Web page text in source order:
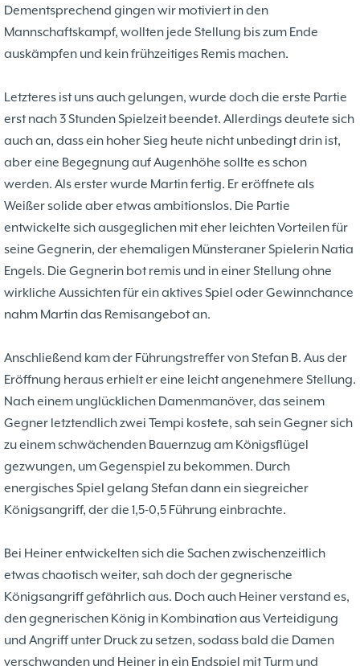
21.12
Kinder und Jugendliche - Schachjugend
Münster
20.09
2. Mannschaft
24.02 1. Mannschaft 37
29.07 Mannschaften 4
13.05 Stadtmeisterschaften 10
07.03 Ehrenamtliche Helfer 17
27.02 Social Media 4
09.02 SK 32 in der Presse 3
06.01 Neujahrsblitzturnier 4
15.05 Training 6
07.11
Wer wir sind- Vorstellung unserer
Mitglieder
19.10
37. Münsterland Open 2019
23
12.05 7. Mannschaft
11.03 Bezirksebene 10
01.01
Mitgliedsbeiträge und
Kontoverbindung
1
06.12
Deutsche Ebene
3
20.10 36. Münsterland Open 2018 30
20.08
Satzung des Schachklubs Münster 1932
e.V.
1
06.01
4er Pokal
05.11 Challengers 2017 05.11 35. Münsterland Open 2017
Dementsprechend gingen wir motiviert in den
Mannschaftskampf, wollten jede Stellung bis zum Ende
auskämpfen und kein frühzeitiges Remis machen.
Letzteres ist uns auch gelungen, wurde doch die erste Partie
erst nach 3 Stunden Spielzeit beendet. Allerdings deutete sich
auch an, dass ein hoher Sieg heute nicht unbedingt drin ist,
aber eine Begegnung auf Augenhöhe sollte es schon
werden. Als erster wurde Martin fertig. Er eröffnete als
Weißer solide aber etwas ambitionslos. Die Partie
entwickelte sich ausgeglichen mit eher leichten Vorteilen für
seine Gegnerin, der ehemaligen Münsteraner Spielerin Natia
Engels. Die Gegnerin bot remis und in einer Stellung ohne
wirkliche Aussichten für ein aktives Spiel oder Gewinnchance
nahm Martin das Remisangebot an.
Anschließend kam der Führungstreffer von Stefan B. Aus der
Eröffnung heraus erhielt er eine leicht angenehmere Stellung.
Nach einem unglücklichen Damenmanöver, das seinem
Gegner letztendlich zwei Tempi kostete, sah sein Gegner sich
zu einem schwächenden Bauernzug am Königsflügel
gezwungen, um Gegenspiel zu bekommen. Durch
energisches Spiel gelang Stefan dann ein siegreicher
Königsangriff, der die 1,5-0,5 Führung einbrachte.
Bei Heiner entwickelten sich die Sachen zwischenzeitlich
etwas chaotisch weiter, sah doch der gegnerische
Königsangriff gefährlich aus. Doch auch Heiner verstand es,
den gegnerischen König in Kombination aus Verteidigung
und Angriff unter Druck zu setzen, sodass bald die Damen
verschwanden und Heiner in ein Endspiel mit Turm und